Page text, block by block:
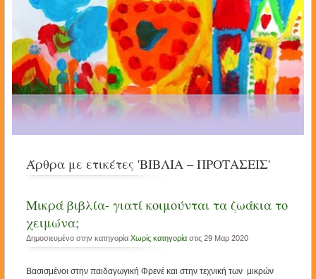
Άρθρα με ετικέτες 'ΒΙΒΛΙΑ – ΠΡΟΤΑΣΕΙΣ'
Μικρά βιβλία- γιατί κοιμούνται τα ζωάκια το
χειμώνα;
Δημοσιευμένο στην κατηγορία Χωρίς κατηγορίαστις 29 Μαρ 2020
Βασισμένοι στην παιδαγωγική Φρενέ και στην τεχνική των μικρών